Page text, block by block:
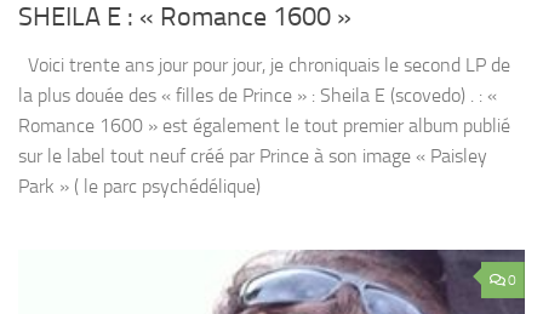
SHEILA E : « Romance 1600 »
Voici trente ans jour pour jour, je chroniquais le second LP de
la plus douée des « filles de Prince » : Sheila E (scovedo) . : «
Romance 1600 » est également le tout premier album publié
sur le label tout neuf créé par Prince à son image « Paisley
Park » ( le parc psychédélique)
0